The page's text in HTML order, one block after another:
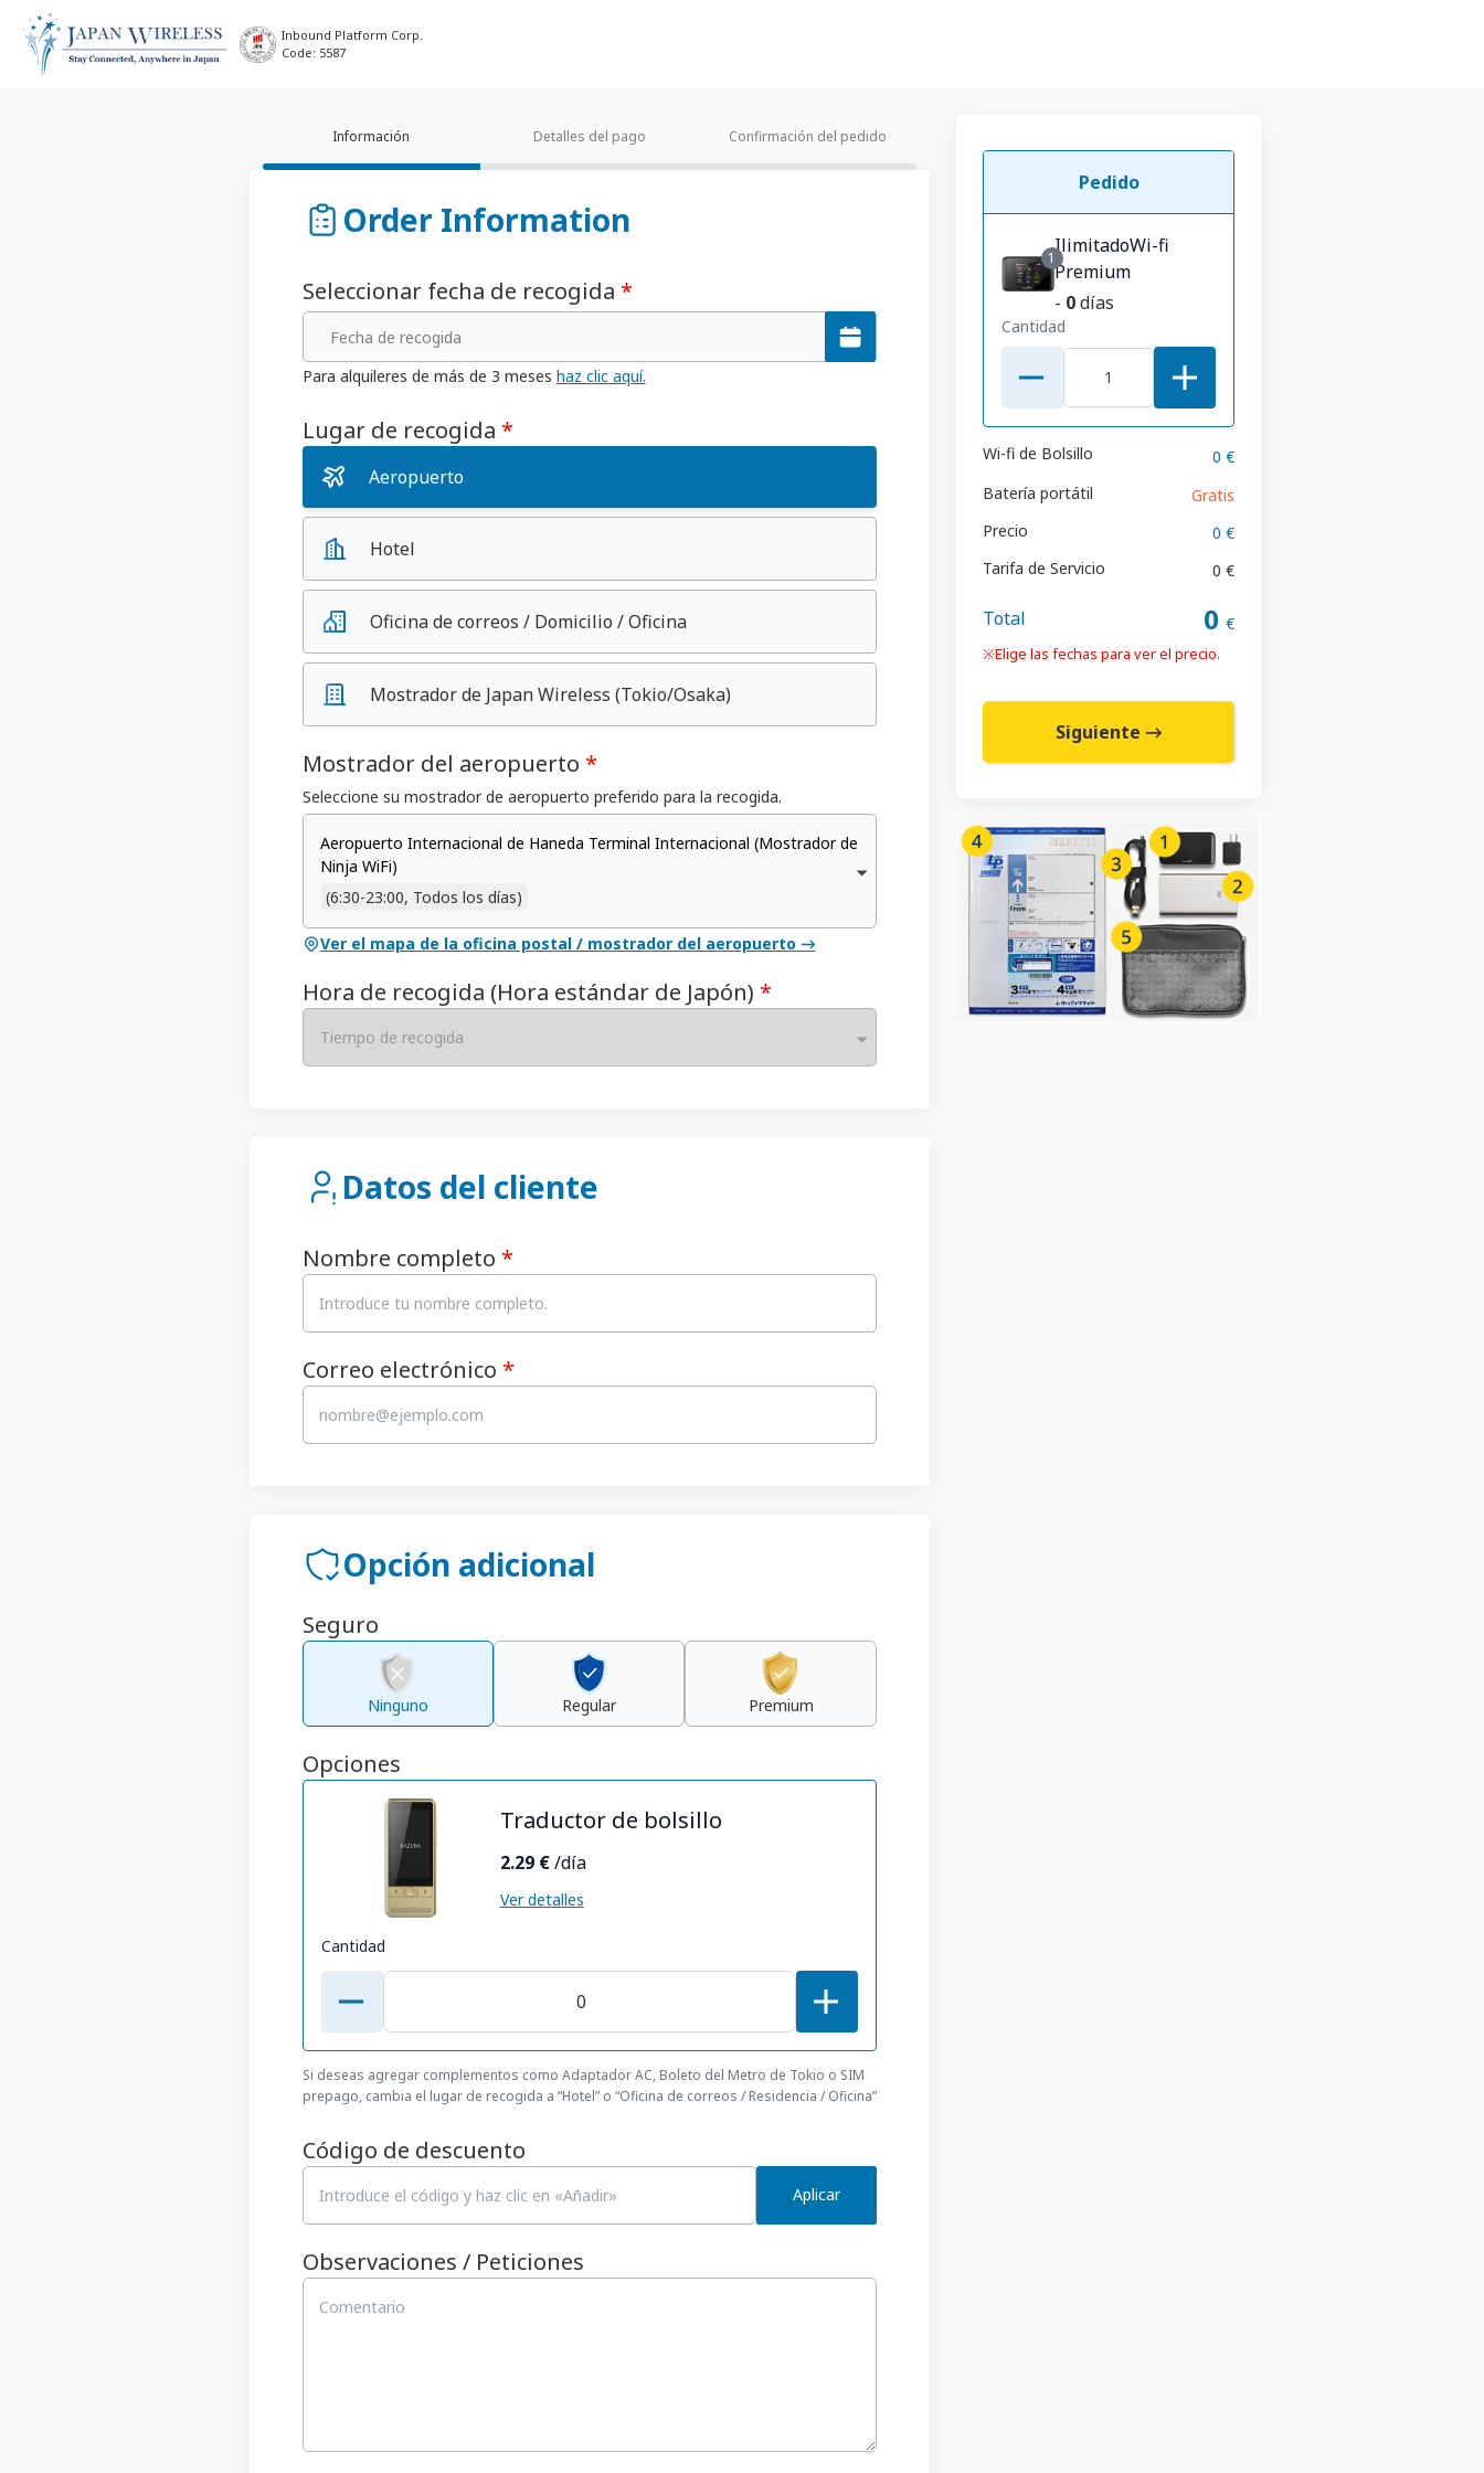
Inbound Platform Corp.
Code: 5587
Información Detalles del pago Confirmación del pedido
Order Information
Seleccionar fecha de recogida *
Fecha de recogida
Para alquileres de más de 3 meses haz clic aquí.
Lugar de recogida *
Aeropuerto
Hotel
Oficina de correos / Domicilio / Oficina
Mostrador de Japan Wireless (Tokio/Osaka)
Mostrador del aeropuerto *
Seleccione su mostrador de aeropuerto preferido para la recogida.
Aeropuerto Internacional de Haneda Terminal Internacional (Mostrador de
Ninja WiFi)
(6:30-23:00, Todos los días)
Ver el mapa de la oficina postal / mostrador del aeropuerto →
Hora de recogida (Hora estándar de Japón) *
Tiempo de recogida
Datos del cliente
Nombre completo *
Correo electrónico *
Opción adicional
Seguro
Ninguno Regular Premium
Opciones
Traductor de bolsillo
2.29 €/día
Ver detalles
Cantidad
Si deseas agregar complementos como Adaptador AC, Boleto del Metro de Tokio o SIM
prepago, cambia el lugar de recogida a “Hotel” o “Oficina de correos / Residencia / Oficina”
Código de descuento
Aplicar
Observaciones / Peticiones
Pedido
1
IlimitadoWi-fi
Premium
- 0días
Cantidad
Wi-fi de Bolsillo
0 €
Batería portátil
Gratis
Precio
0 €
Tarifa de Servicio
0 €
Total 0€
※Elige las fechas para ver el precio.
Siguiente →